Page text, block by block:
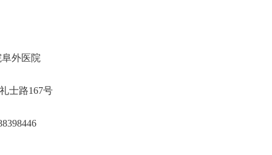
学院阜外医院
区北礼士路167号
010-88398446